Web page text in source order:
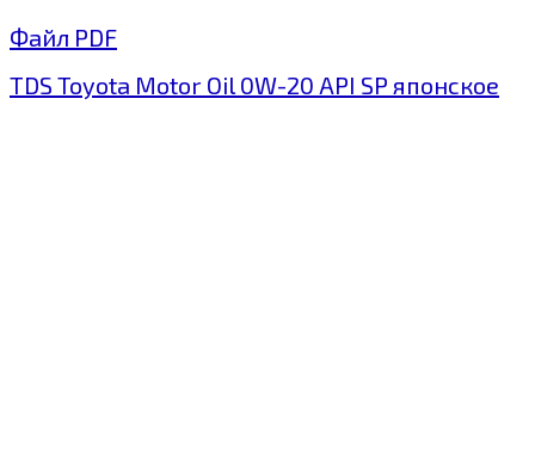
Файл PDF
TDS Toyota Motor Oil 0W-20 API SP японское